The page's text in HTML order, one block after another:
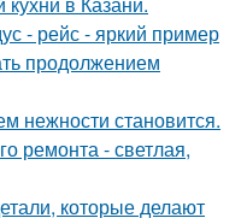
- рейс - яркий пример
продолжением
нежности становится.
ремонта - светлая,
которые делают